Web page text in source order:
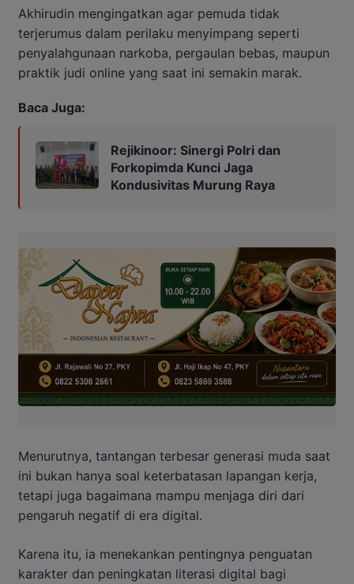
Akhirudin mengingatkan agar pemuda tidak
terjerumus dalam perilaku menyimpang seperti
penyalahgunaan narkoba, pergaulan bebas, maupun
praktik judi online yang saat ini semakin marak.
Baca Juga:
Rejikinoor: Sinergi Polri dan
Forkopimda Kunci Jaga
Kondusivitas Murung Raya
Menurutnya, tantangan terbesar generasi muda saat
ini bukan hanya soal keterbatasan lapangan kerja,
tetapi juga bagaimana mampu menjaga diri dari
pengaruh negatif di era digital.
Karena itu, ia menekankan pentingnya penguatan
karakter dan peningkatan literasi digital bagi